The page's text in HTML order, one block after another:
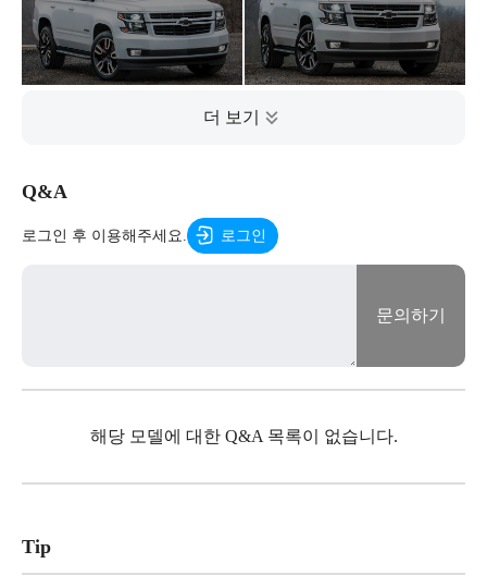
Q&A
로그인 후 이용해주세요. 로그인
문의하기
해당 모델에 대한 Q&A 목록이 없습니다.
Tip